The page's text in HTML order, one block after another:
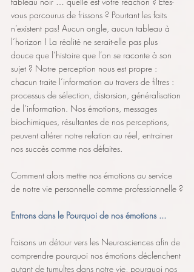
vous parcourus de frissons ? Pourtant les faits
n’existent pas! Aucun ongle, aucun tableau à
l’horizon ! La réalité ne serait-elle pas plus
douce que l’histoire que l’on se raconte à son
sujet ? Notre perception nous est propre :
chacun traite l’information au travers de filtres :
processus de sélection, distorsion, généralisation
de l’information. Nos émotions, messages
biochimiques, résultantes de nos perceptions,
peuvent altérer notre relation au réel, entrainer
nos succès comme nos défaites.
Comment alors mettre nos émotions au service
de notre vie personnelle comme professionnelle ?
Entrons dans le Pourquoi de nos émotions ...
Faisons un détour vers les Neurosciences afin de
comprendre pourquoi nos émotions déclenchent
autant de tumultes dans notre vie, pourquoi nos